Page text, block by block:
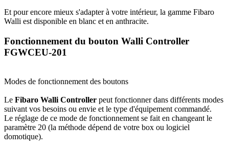
Et pour encore mieux s'adapter à votre intérieur, la gamme Fibaro
Walli est disponible en blanc et en anthracite.
Fonctionnement du bouton Walli Controller
FGWCEU-201
Modes de fonctionnement des boutons
Le Fibaro Walli Controller peut fonctionner dans différents modes
suivant vos besoins ou envie et le type d'équipement commandé.
Le réglage de ce mode de fonctionnement se fait en changeant le
paramètre 20 (la méthode dépend de votre box ou logiciel
domotique).